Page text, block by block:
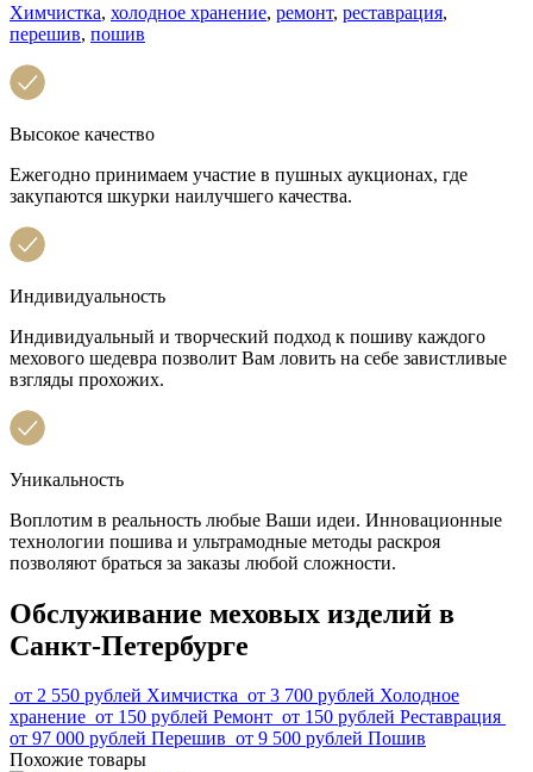
Химчистка, холодное хранение, ремонт, реставрация,
перешив, пошив
Высокое качество
Ежегодно принимаем участие в пушных аукционах, где
закупаются шкурки наилучшего качества.
Индивидуальность
Индивидуальный и творческий подход к пошиву каждого
мехового шедевра позволит Вам ловить на себе завистливые
взгляды прохожих.
Уникальность
Воплотим в реальность любые Ваши идеи. Инновационные
технологии пошива и ультрамодные методы раскроя
позволяют браться за заказы любой сложности.
Обслуживание меховых изделий в
Санкт-Петербурге
от 2 550 рублей Химчистка от 3 700 рублей Холодное
хранение от 150 рублей Ремонт от 150 рублей Реставрация
от 97 000 рублей Перешив от 9 500 рублей Пошив
Похожие товары